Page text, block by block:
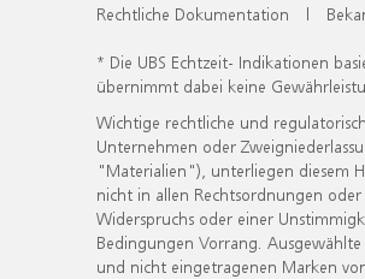
Rechtliche Dokumentation |
* Die UBS Echtzeit- Indikationen
übernimmt dabei keine
Wichtige rechtliche und
Unternehmen oder
"Materialien"), unterliegen diesem
nicht in allen Rechtsordnungen
Widerspruchs oder einer
Bedingungen Vorrang.
und nicht eingetragenen Marken